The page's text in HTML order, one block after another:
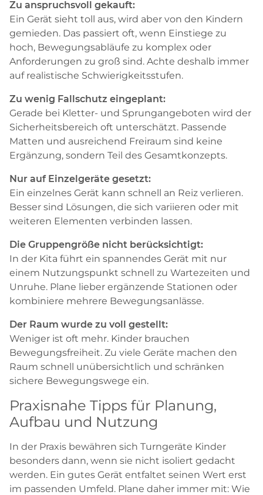
Zu anspruchsvoll gekauft:
Ein Gerät sieht toll aus, wird aber von den Kindern
gemieden. Das passiert oft, wenn Einstiege zu
hoch, Bewegungsabläufe zu komplex oder
Anforderungen zu groß sind. Achte deshalb immer
auf realistische Schwierigkeitsstufen.
Zu wenig Fallschutz eingeplant:
Gerade bei Kletter- und Sprungangeboten wird der
Sicherheitsbereich oft unterschätzt. Passende
Matten und ausreichend Freiraum sind keine
Ergänzung, sondern Teil des Gesamtkonzepts.
Nur auf Einzelgeräte gesetzt:
Ein einzelnes Gerät kann schnell an Reiz verlieren.
Besser sind Lösungen, die sich variieren oder mit
weiteren Elementen verbinden lassen.
Die Gruppengröße nicht berücksichtigt:
In der Kita führt ein spannendes Gerät mit nur
einem Nutzungspunkt schnell zu Wartezeiten und
Unruhe. Plane lieber ergänzende Stationen oder
kombiniere mehrere Bewegungsanlässe.
Der Raum wurde zu voll gestellt:
Weniger ist oft mehr. Kinder brauchen
Bewegungsfreiheit. Zu viele Geräte machen den
Raum schnell unübersichtlich und schränken
sichere Bewegungswege ein.
Praxisnahe Tipps für Planung,
Aufbau und Nutzung
In der Praxis bewähren sich Turngeräte Kinder
besonders dann, wenn sie nicht isoliert gedacht
werden. Ein gutes Gerät entfaltet seinen Wert erst
im passenden Umfeld. Plane daher immer mit: Wie